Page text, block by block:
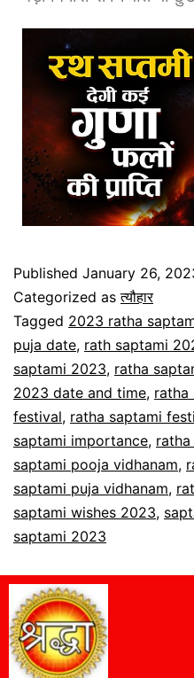
Published January 26,
Categorized asत्यौहार
Tagged 2023 ratha
puja date, rath saptami
saptami 2023, ratha
2023 date and time, ratha
festival, ratha saptami
saptami importance,
saptami pooja vidhanam,
saptami puja vidhanam,
saptami wishes 2023,
saptami 2023